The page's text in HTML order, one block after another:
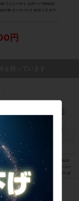
フェニーチェ スポーツ FENICE
年 ロードバイク 50サイズ ホワ
円
◆◆ガーミン GARMIN ラリー RALLY
RS200 デュアルセンシングパワーメー
ターペダル SPD-SL ビンディングペダ
ル（サイクルパラダイス大阪より配
送）
86,900円